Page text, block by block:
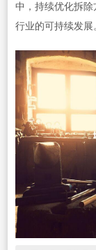
中，持续优化拆
行业的可持续发展